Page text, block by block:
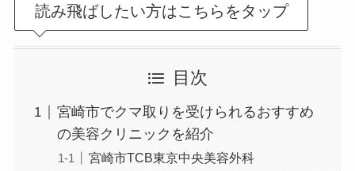
読み飛ばしたい方はこちらをタップ
目次
宮崎市でクマ取りを受けられるおすすめ
の美容クリニックを紹介
宮崎市TCB東京中央美容外科